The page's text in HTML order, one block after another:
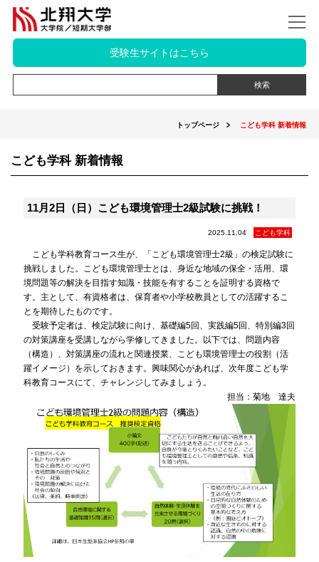
受験生サイトはこちら
トップページ こども学科 新着情報
こども学科 新着情報
11月2日（日）こども環境管理士2級試験に挑戦！
2025.11.04 こども学科
こども学科教育コース生が、「こども環境管理士2級」の検定試験に
挑戦しました。こども環境管理士とは、身近な地域の保全・活用、環
境問題等の解決を目指す知識・技能を有することを証明する資格で
す。主として、有資格者は、保育者や小学校教員としての活躍するこ
とを期待したものです。
受験予定者は、検定試験に向け、基礎編5回、実践編5回、特別編3回
の対策講座を受講しながら学修してきました。以下では、問題内容
（構造）、対策講座の流れと関連授業、こども環境管理士の役割（活
躍イメージ）を示しておきます。興味関心があれば、次年度こども学
科教育コースにて、チャレンジしてみましょう。
担当：菊地 達夫